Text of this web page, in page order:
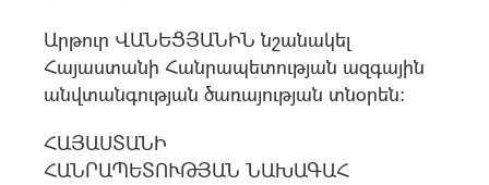
Արթուր ՎԱՆԵՑՅԱՆԻՆ նշանակել
Հայաստանի Հանրապետության ազգային
անվտանգության ծառայության տնօրեն:
ՀԱՅԱՍՏԱՆԻ
ՀԱՆՐԱՊԵՏՈՒԹՅԱՆ ՆԱԽԱԳԱՀ